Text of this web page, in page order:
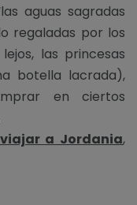
aguas sagradas
regaladas por los
las princesas
botella lacrada),
en ciertos
viajar a Jordania,